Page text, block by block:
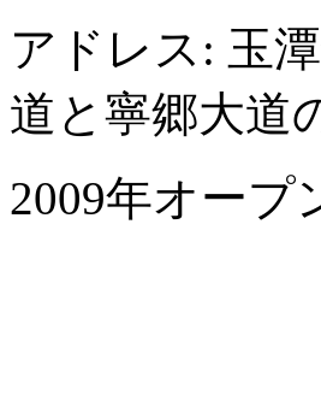
アドレス: 玉
道と寧郷大道
2009年オープ